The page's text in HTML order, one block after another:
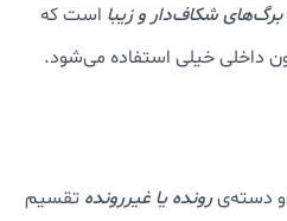
برگ‌های شکاف‌دار و زیبا است که
داخلی خیلی استفاده می‌شود.
دسته‌یرونده یا غیررونده تقسیم